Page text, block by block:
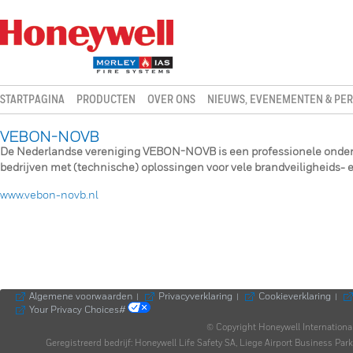
STARTPAGINA PRODUCTEN OVER ONS NIEUWS, EVENEMENTEN &
VEBON-NOVB
De Nederlandse vereniging VEBON-NOVB is een professionele
bedrijven met (technische) oplossingen voor vele brandveiligheids-
www.vebon-novb.nl
Algemene voorwaarden Privacyverklaring Cookieverklaring
Your Privacy Choices#
© Copyright Honeywell
Geregistreerd bedrijf: Honeywell Life Safety SA, Liege Airport Business